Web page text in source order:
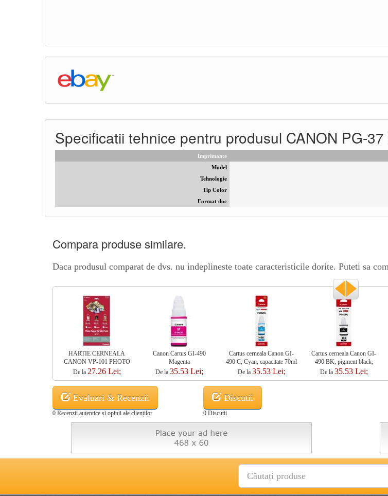
Specificatii tehnice pentru produsul CANON PG-
Imprimante
Model
Tehnologie
Tip Color
Format doc
Compara produse similare.
Daca produsul comparat de dvs. nu indeplineste toate caracteristicile dorite. Puteti sa
HARTIE CERNEALA
CANON VP-101 PHOTO
VARIETY PACK
De la 27.26 Lei;
Canon Cartus GI-490
Magenta
De la 35.53 Lei;
Cartus cerneala Canon GI-
490 C, Cyan, capacitate 70ml
De la 35.53 Lei;
Cartus cerneala Canon GI-
490 BK, pigment black,
capacitate 70ml
De la 35.53 Lei;
Evaluari & Recenzii
0 Recenzii autentice și opinii ale clienților
Discutii
0 Discutii